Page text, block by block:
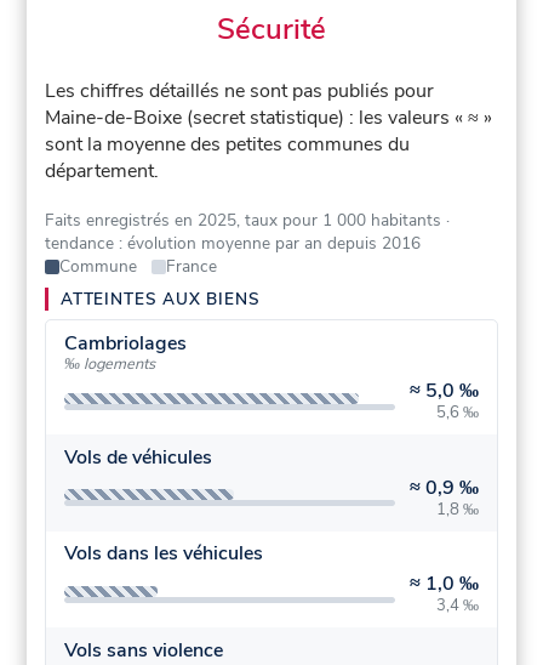
Sécurité
Les chiffres détaillés ne sont pas publiés pour
Maine-de-Boixe (secret statistique) : les valeurs « ≈ »
sont la moyenne des petites communes du
département.
Faits enregistrés en 2025, taux pour 1 000 habitants ·
tendance : évolution moyenne par an depuis 2016
Commune
France
ATTEINTES AUX BIENS
Cambriolages
‰ logements
≈ 5,0 ‰
5,6 ‰
Vols de véhicules
≈0,9 ‰
1,8 ‰
Vols dans les véhicules
≈ 1,0 ‰
3,4 ‰
Vols sans violence